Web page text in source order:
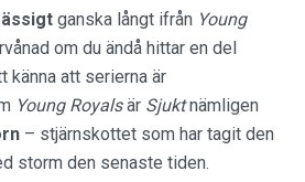
ganska långt ifrån Young
om du ändå hittar en del
känna att serierna är
Young Royalsär Sjuktnämligen
– stjärnskottet som har tagit den
storm den senaste tiden.